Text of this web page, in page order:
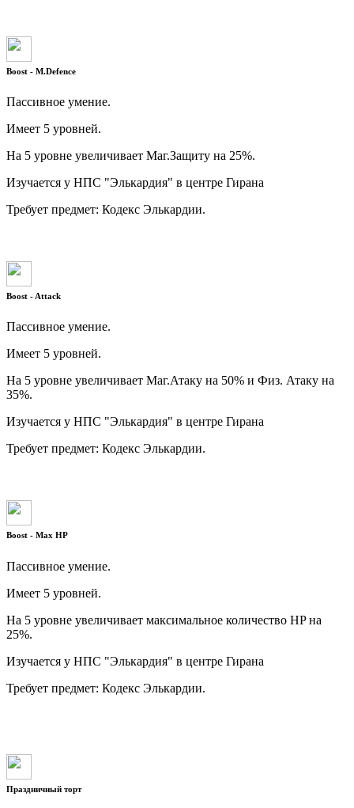
Boost - M.Defence
Пассивное умение.
Имеет 5 уровней.
На 5 уровне увеличивает Маг.Защиту на 25%.
Изучается у НПС "Элькардия" в центре Гирана
Требует предмет: Кодекс Элькардии.
Boost - Attack
Пассивное умение.
Имеет 5 уровней.
На 5 уровне увеличивает Маг.Атаку на 50% и Физ. Атаку на
35%.
Изучается у НПС "Элькардия" в центре Гирана
Требует предмет: Кодекс Элькардии.
Boost - Max HP
Пассивное умение.
Имеет 5 уровней.
На 5 уровне увеличивает максимальное количество HP на
25%.
Изучается у НПС "Элькардия" в центре Гирана
Требует предмет: Кодекс Элькардии.
Праздничный торт